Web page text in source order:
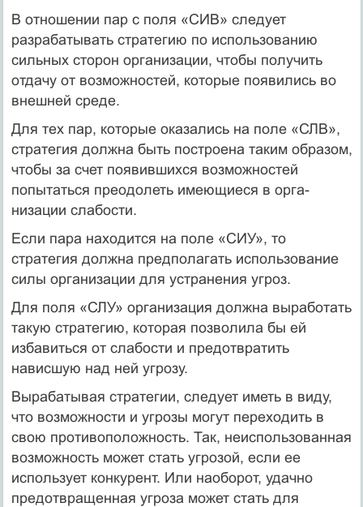
В отношении пар с поля «СИВ» следует
разрабатывать страте­гию по использованию
сильных сторон организации, чтобы полу­чить
отдачу от возможностей, которые появились во
внешней среде.
Для тех пар, которые оказались на поле «СЛВ»,
стратегия должна быть построена таким образом,
чтобы за счет появив­шихся возможностей
попытаться преодолеть имеющиеся в орга­
низации слабости.
Если пара находится на поле «СИУ», то
стратегия должна пред­полагать использование
силы организации для устранения угроз.
Для поля «СЛУ» организация должна выработать
такую страте­гию, которая позволила бы ей
избавиться от слабости и предотвра­тить
нависшую над ней угрозу.
Вырабатывая стратегии, следует иметь в виду,
что возможности и угрозы могут переходить в
свою противоположность. Так, неис­пользованная
возможность может стать угрозой, если ее
использует конкурент. Или наоборот, удачно
предотвращенная угроза может стать для